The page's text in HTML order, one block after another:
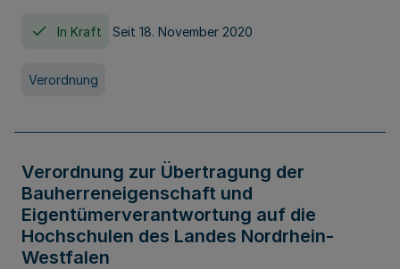
In Kraft Seit 18. November 2020
Verordnung
Verordnung zur Übertragung der
Bauherreneigenschaft und
Eigentümerverantwortung auf die
Hochschulen des Landes Nordrhein-
Westfalen